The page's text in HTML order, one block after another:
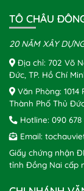
TÔ CHÂU
20 NĂM XÂY
Địa chỉ: 702 Võ
Đức, TP. Hồ Chí
Văn Phòng:
Thành Phố Thủ
Hotline: 090 678
Email:
Giấy chứng nhận
tỉnh Đồng Nai cấp